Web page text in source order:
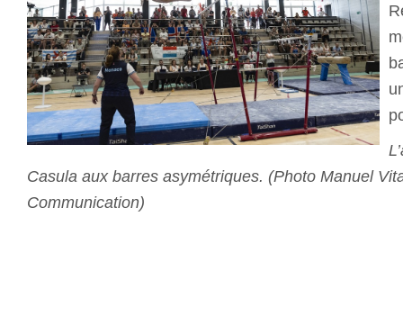
Casula aux barres asymétriques. (Photo Manuel
Communication)